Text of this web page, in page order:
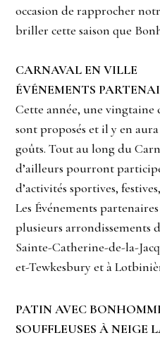
occasion de rapprocher
briller cette saison que
CARNAVAL EN VILLE
ÉVÉNEMENTS
Cette année, une vingtaine
sont proposés et il y en
goûts. Tout au long du
d’ailleurs pourront
d’activités sportives,
Les Événements
plusieurs arrondissements
Sainte-Catherine-de-la-
et-Tewkesbury et à
PATIN AVEC
SOUFFLEUSES À NEIGE